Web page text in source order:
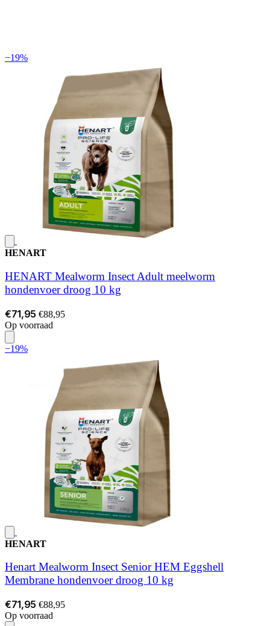
−19%
HENART
HENART Mealworm Insect Adult meelworm
hondenvoer droog 10 kg
€71,95 €88,95
Op voorraad
−19%
HENART
Henart Mealworm Insect Senior HEM Eggshell
Membrane hondenvoer droog 10 kg
€71,95 €88,95
Op voorraad